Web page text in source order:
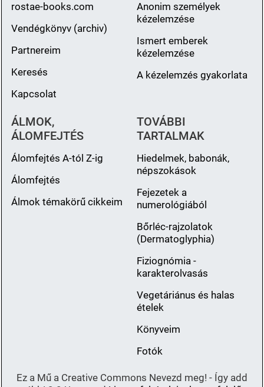
rostae-books.com
Vendégkönyv (archiv)
Partnereim
Keresés
Kapcsolat
Anonim személyek
kézelemzése
Ismert emberek
kézelemzése
A kézelemzés gyakorlata
ÁLMOK,
ÁLOMFEJTÉS
Álomfejtés A-tól Z-ig
Álomfejtés
Álmok témakörű cikkeim
TOVÁBBI
TARTALMAK
Hiedelmek, babonák,
népszokások
Fejezetek a
numerológiából
Bőrléc-rajzolatok
(Dermatoglyphia)
Fiziognómia -
karakterolvasás
Vegetáriánus és halas
ételek
Könyveim
Fotók
Ez a Mű a Creative Commons Nevezd meg! - Így add